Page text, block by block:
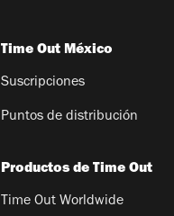
Time Out México
Suscripciones
Puntos de distribución
Productos de Time Out
Time Out Worldwide